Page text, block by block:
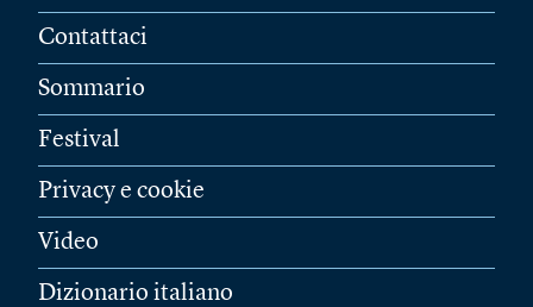
Contattaci
Sommario
Festival
Privacy e cookie
Video
Dizionario italiano